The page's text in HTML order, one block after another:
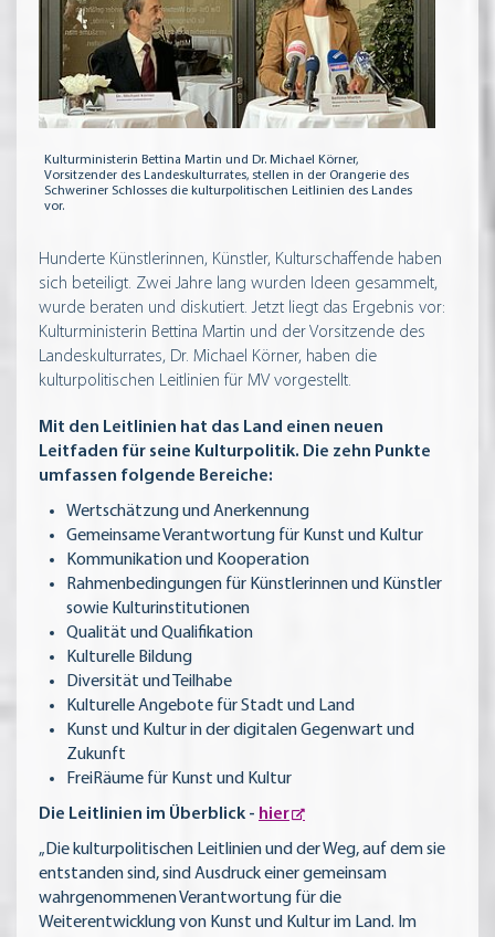
Kulturministerin Bettina Martin und Dr. Michael Körner,
Vorsitzender des Landeskulturrates, stellen in der Orangerie des
Schweriner Schlosses die kulturpolitischen Leitlinien des Landes
vor.
Hunderte Künstlerinnen, Künstler, Kulturschaffende haben
sich beteiligt. Zwei Jahre lang wurden Ideen gesammelt,
wurde beraten und diskutiert. Jetzt liegt das Ergebnis vor:
Kulturministerin Bettina Martin und der Vorsitzende des
Landeskulturrates, Dr. Michael Körner, haben die
kulturpolitischen Leitlinien für MV vorgestellt.
Mit den Leitlinien hat das Land einen neuen
Leitfaden für seine Kulturpolitik. Die zehn Punkte
umfassen folgende Bereiche:
Wertschätzung und Anerkennung
Gemeinsame Verantwortung für Kunst und Kultur
Kommunikation und Kooperation
Rahmenbedingungen für Künstlerinnen und Künstler
sowie Kulturinstitutionen
Qualität und Qualifikation
Kulturelle Bildung
Diversität und Teilhabe
Kulturelle Angebote für Stadt und Land
Kunst und Kultur in der digitalen Gegenwart und
Zukunft
FreiRäume für Kunst und Kultur
Die Leitlinien im Überblick - hier
„Die kulturpolitischen Leitlinien und der Weg, auf dem sie
entstanden sind, sind Ausdruck einer gemeinsam
wahrgenommenen Verantwortung für die
Weiterentwicklung von Kunst und Kultur im Land. Im